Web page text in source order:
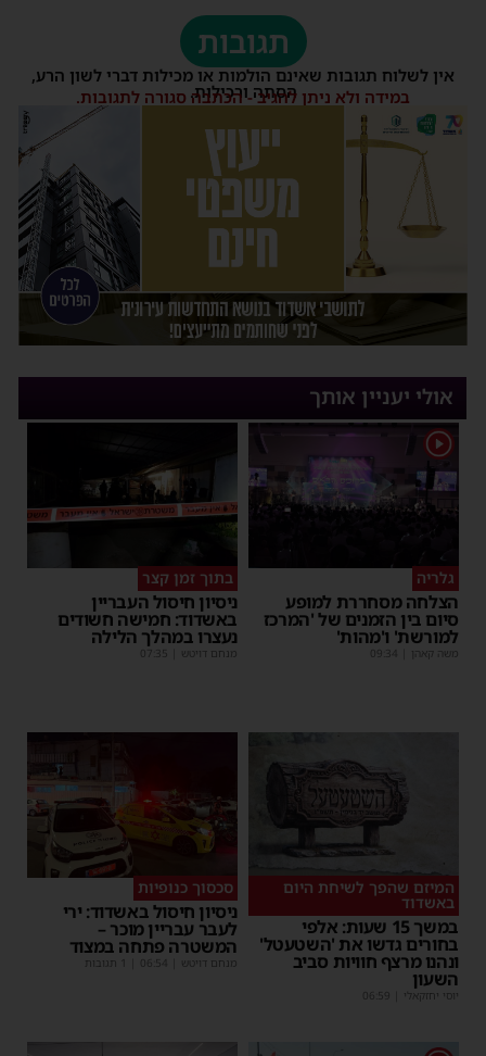
תגובות
אין לשלוח תגובות שאינם הולמות או מכילות דברי לשון הרע,
הסתה ורכילות.
במידה ולא ניתן להגיב - הכתבה סגורה לתגובות.
אולי יעניין אותך
1
גלריה
הצלחה מסחררת למופע
סיום בין הזמנים של 'המרכז
למורשת' ו'מהות'
משה קאהן 09:34
בתוך זמן קצר
ניסיון חיסול העבריין
באשדוד: חמישה חשודים
נעצרו במהלך הלילה
מנחם דויטש 07:35
המיזם שהפך לשיחת היום
באשדוד
במשך 15 שעות: אלפי
בחורים גדשו את 'השטעטל'
ונהנו מרצף חוויות סביב
השעון
יוסי יחזקאלי 06:59
סכסוך כנופיות
ניסיון חיסול באשדוד: ירי
לעבר עבריין מוכר –
המשטרה פתחה במצוד
מנחם דויטש 06:54